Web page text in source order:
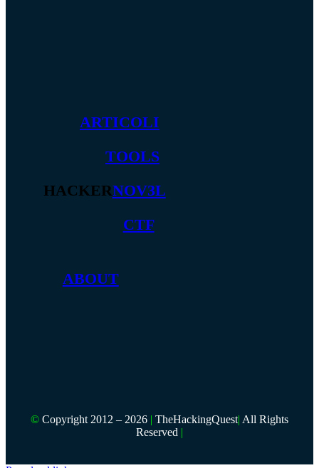
ARTICOLI
TOOLS
HACKERNOV3L
CTF
ABOUT
© Copyright 2012 – 2026 | TheHackingQuest| All Rights
Reserved |